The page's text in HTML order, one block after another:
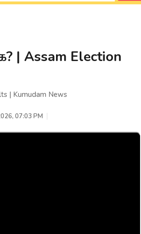
| Assam Election
| Kumudam News
07:03 PM